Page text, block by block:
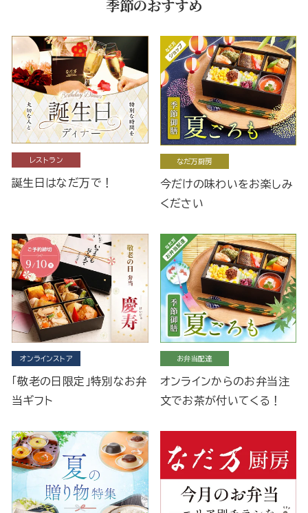
季節のおすすめ
レストラン
誕生日はなだ万で！
なだ万厨房
今だけの味わいをお楽しみ
ください
オンラインストア
「敬老の日限定」特別なお弁
当ギフト
お弁当配達
オンラインからのお弁当注
文でお茶が付いてくる！